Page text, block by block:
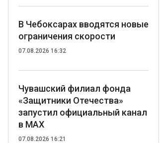
В Чебоксарах вводятся новые
ограничения скорости
07.08.2026 16:32
Чувашский филиал фонда
«Защитники Отечества»
запустил официальный канал
в MAX
07.08.2026 16:21